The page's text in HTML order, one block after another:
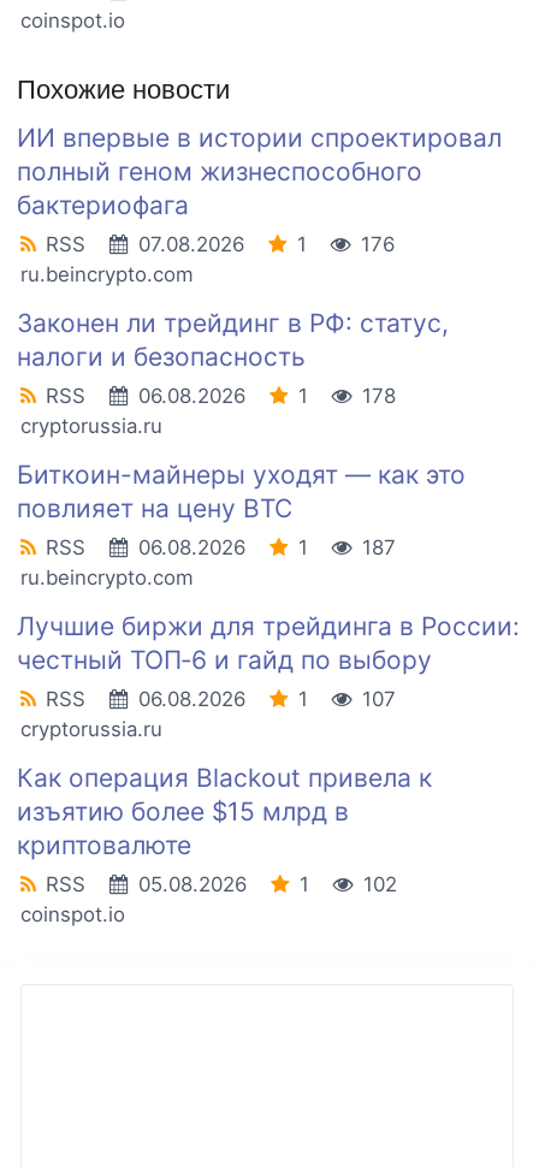
coinspot.io
Похожие новости
ИИ впервые в истории спроектировал
полный геном жизнеспособного
бактериофага
RSS 07.08.2026 1
176
ru.beincrypto.com
Законен ли трейдинг в РФ: статус,
налоги и безопасность
RSS 06.08.2026 1
178
cryptorussia.ru
Биткоин-майнеры уходят — как это
повлияет на цену BTC
RSS 06.08.2026 1
187
ru.beincrypto.com
Лучшие биржи для трейдинга в России:
честный ТОП‑6 и гайд по выбору
RSS 06.08.2026 1
107
cryptorussia.ru
Как операция Blackout привела к
изъятию более $15 млрд в
криптовалюте
RSS 05.08.2026 1
102
coinspot.io